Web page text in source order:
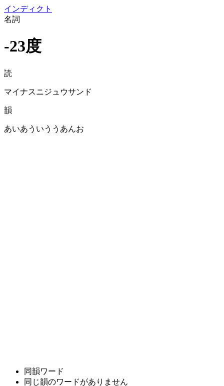
インディクト
名詞
-23度
読
マイナスニジュウサンド
韻
あいあういううあんお
同韻ワード
同じ韻のワードがありません